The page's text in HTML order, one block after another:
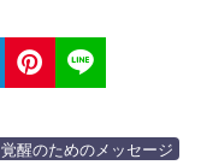
覚醒のためのメッセージ